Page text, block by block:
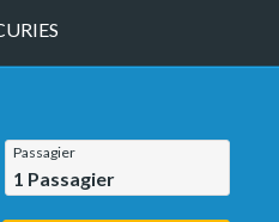
Passagier
1 Passagier